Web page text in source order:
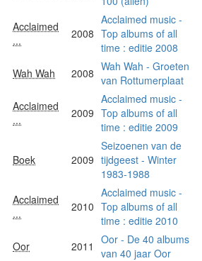
Acclaimed
...
2008
Acclaimed music -
Top albums of all
time : editie 2008
Wah Wah 2008 Wah Wah - Groeten
van Rottumerplaat
Acclaimed
...
2009
Acclaimed music -
Top albums of all
time : editie 2009
Boek 2009
Seizoenen van de
tijdgeest - Winter
1983-1988
Acclaimed
...
2010
Acclaimed music -
Top albums of all
time : editie 2010
Oor 2011
Oor - De 40 albums
van 40 jaar Oor